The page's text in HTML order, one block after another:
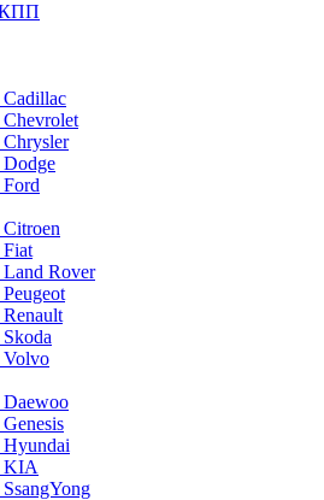
КПП
Rover
Volvo
KIA